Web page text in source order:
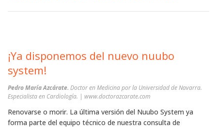
¡Ya disponemos del nuevo nuubo
system!
Pedro María Azcárate. Doctor en Medicina por la Universidad de Navarra.
Especialista en Cardiología. | www.doctorazcarate.com
Renovarse o morir. La última versión del Nuubo System ya
forma parte del equipo técnico de nuestra consulta de